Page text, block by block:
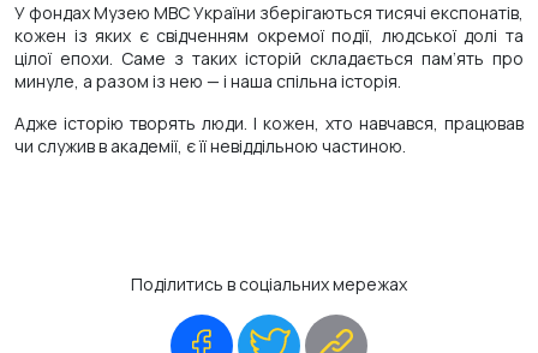
У фондах Музею МВС України зберігаються тисячі експонатів,
кожен із яких є свідченням окремої події, людської долі та
цілої епохи. Саме з таких історій складається пам’ять про
минуле, а разом із нею — і наша спільна історія.
Адже історію творять люди. І кожен, хто навчався, працював
чи служив в академії, є її невіддільною частиною.
Поділитись в соціальних мережах
FacebookTwitter